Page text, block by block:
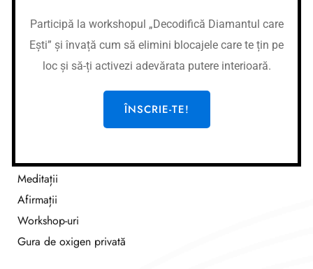
Nume banca: Banca Transilvania
IBAN:RO37BTRLEURCRT0362684001
Nume cont:CR Coaching&Development
Nume banca: Banca Transilvania
RO87BTRLRONCRT0362684001
Meditații
Afirmații
Workshop-uri
Gura de oxigen privată
Participă la workshopul „Decodifică Diamantul care
Ești” și învață cum să elimini blocajele care te țin pe
loc și să-ți activezi adevărata putere interioară.
ÎNSCRIE-TE!